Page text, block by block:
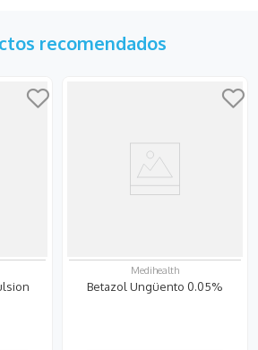
recomendados
Medihealth
Betazol Ungüento 0.05%